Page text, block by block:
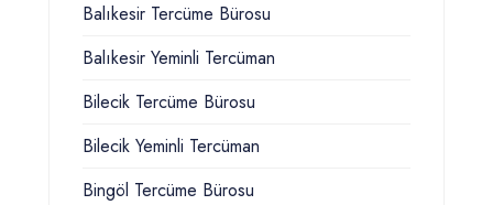
Balıkesir Tercüme Bürosu
Balıkesir Yeminli Tercüman
Bilecik Tercüme Bürosu
Bilecik Yeminli Tercüman
Bingöl Tercüme Bürosu